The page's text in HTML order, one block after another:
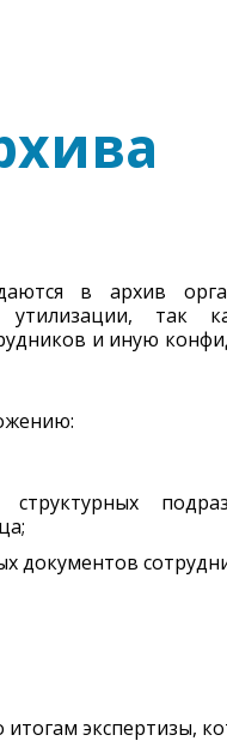
в архив
так
и иную
документов
экспертизы,